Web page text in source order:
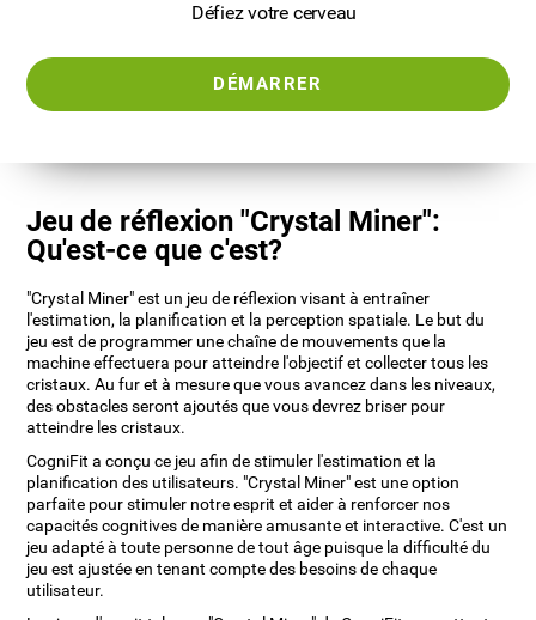
Défiez votre cerveau
DÉMARRER
Jeu de réflexion "Crystal Miner":
Qu'est-ce que c'est?
"Crystal Miner" est un jeu de réflexion visant à entraîner
l'estimation, la planification et la perception spatiale. Le but du
jeu est de programmer une chaîne de mouvements que la
machine effectuera pour atteindre l'objectif et collecter tous les
cristaux. Au fur et à mesure que vous avancez dans les niveaux,
des obstacles seront ajoutés que vous devrez briser pour
atteindre les cristaux.
CogniFit a conçu ce jeu afin de stimuler l'estimation et la
planification des utilisateurs. "Crystal Miner" est une option
parfaite pour stimuler notre esprit et aider à renforcer nos
capacités cognitives de manière amusante et interactive. C'est un
jeu adapté à toute personne de tout âge puisque la difficulté du
jeu est ajustée en tenant compte des besoins de chaque
utilisateur.